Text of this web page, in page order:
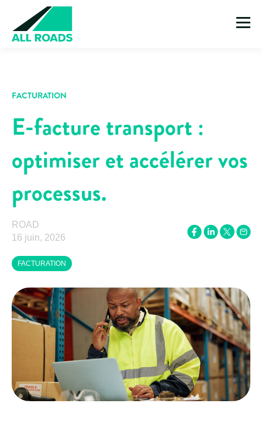
FACTURATION
E-facture transport :
optimiser et accélérer vos
processus.
ROAD
16 juin, 2026
FACTURATION